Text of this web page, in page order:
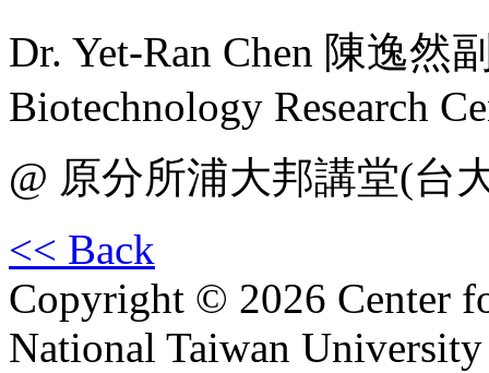
Dr. Yet-Ran Chen 陳逸然
Biotechnology Research
@ 原分所浦大邦講堂(台
<< Back
Copyright © 2026 Center
National Taiwan University